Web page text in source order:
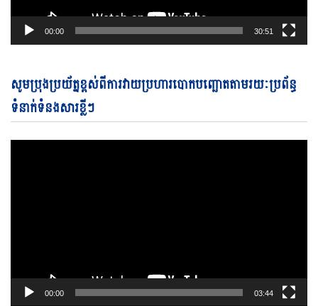
00:00 30:51
សូមប្រុងប្រយ័ត្នខ្ពស់ពីការវាយប្រហារបោកបញ្ឆោតតាមរយៈប្រព័ន្ធ
ទំនាក់ទំនងសារខ្លីៗ
00:00 03:44